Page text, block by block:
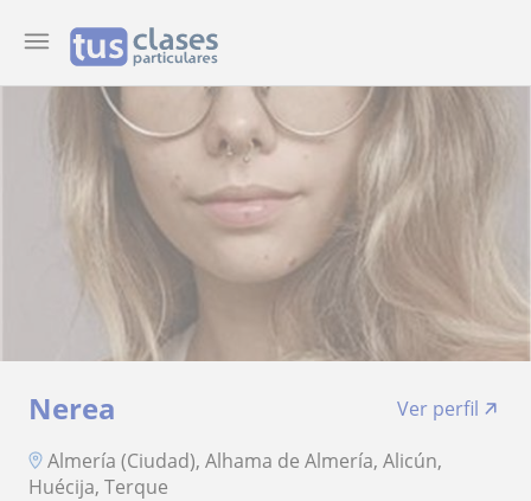
Nerea
Ver perfil
Almería (Ciudad), Alhama de Almería, Alicún,
Huécija, Terque